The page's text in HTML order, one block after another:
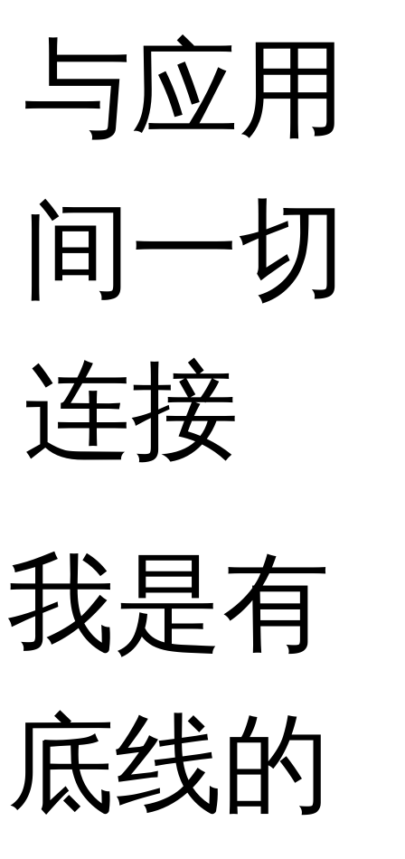
与应用
间一切
连接
我是有
底线的